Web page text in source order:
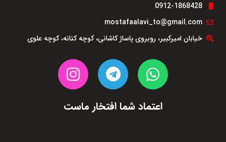
0912-1868428
mostafaalavi_to@gmail.com
خیابان امیرکبیر، روبروی پاساژ کاشانی، کوچه کتانه، کوچه علوی
اعتماد شما افتخار ماست